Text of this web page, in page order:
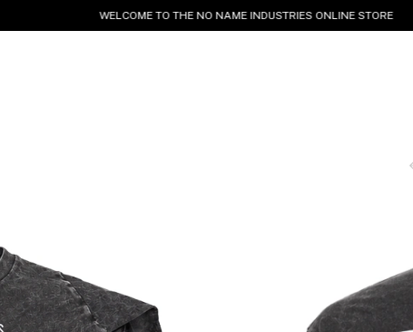
WELCOME TO THE NO NAME INDUSTRIES ONLINE STORE